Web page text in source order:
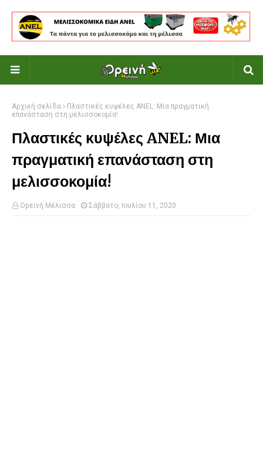
Αρχική σελίδα
Πλαστικές κυψέλες ANEL: Μια πραγματική
επανάσταση στη μελισσοκομία!
Πλαστικές κυψέλες ANEL: Μια
πραγματική επανάσταση στη
μελισσοκομία!
Ορεινή Μέλισσα Σάββατο, Ιουλίου 11, 2020